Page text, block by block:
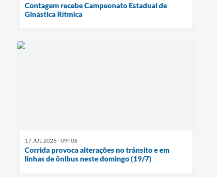
Contagem recebe Campeonato Estadual de
Ginástica Rítmica
17 JUL 2026 - 09h06
Corrida provoca alterações no trânsito e em
linhas de ônibus neste domingo (19/7)